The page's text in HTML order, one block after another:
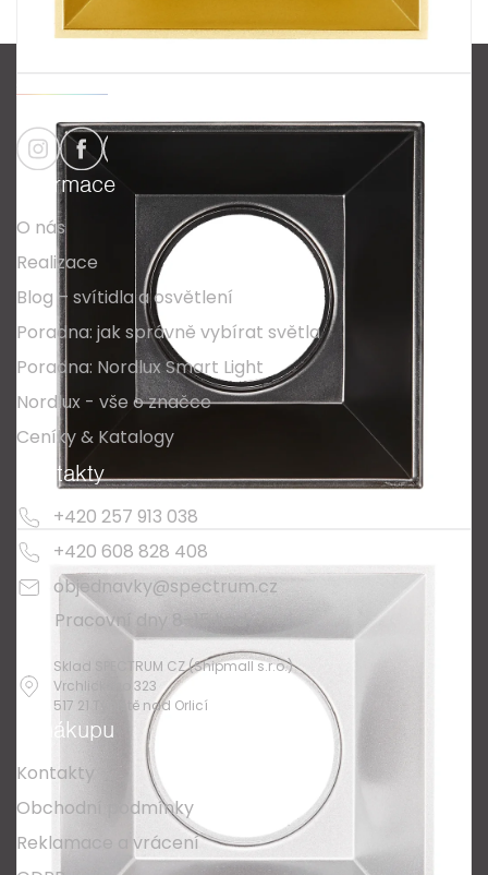
Informace
O nás
Realizace
Blog – svítidla a osvětlení
Poradna: jak správně vybírat světla
Poradna: Nordlux Smart Light
Nordlux - vše o značce
Ceníky & Katalogy
Kontakty
+420 257 913 038
+420 608 828 408
objednavky@spectrum.cz
Pracovní dny 8–15 hod
Sklad SPECTRUM CZ (Shipmall s.r.o.)
Vrchlického 323
517 21 Týniště nad Orlicí
O nákupu
Kontakty
Obchodní podmínky
Reklamace a vrácení